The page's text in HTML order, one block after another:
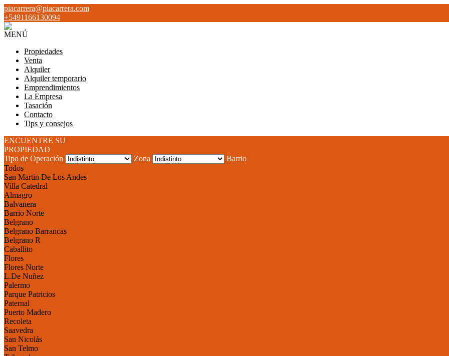
piacarrera@piacarrera.com
+5491166130094
MENÚ
Propiedades
Venta
Alquiler
Alquiler temporario
Emprendimientos
La Empresa
Tasación
Contacto
Tips y consejos
ENCUENTRE SU
PROPIEDAD
Tipo de Operación
Zona
Barrio
Todos
San Martin De Los Andes
Villa Catedral
Almagro
Balvanera
Barrio Norte
Belgrano
Belgrano Barrancas
Belgrano R
Caballito
Flores
Flores Norte
L.De Nuñez
Palermo
Parque Patricios
Paternal
Puerto Madero
Recoleta
Saavedra
San Nicolás
San Telmo